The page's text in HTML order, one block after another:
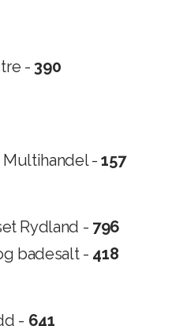
- 390
Multihandel -157
Rydland - 796
badesalt - 418
- 641